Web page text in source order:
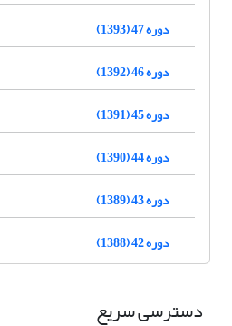
دوره 47 (1393)
دوره 46 (1392)
دوره 45 (1391)
دوره 44 (1390)
دوره 43 (1389)
دوره 42 (1388)
دسترسی سریع